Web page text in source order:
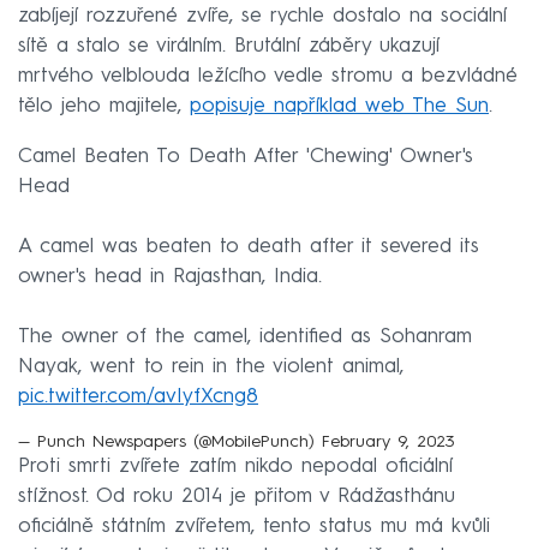
zabíjejí rozzuřené zvíře, se rychle dostalo na sociální
sítě a stalo se virálním. Brutální záběry ukazují
mrtvého velblouda ležícího vedle stromu a bezvládné
tělo jeho majitele, popisuje například web The Sun.
Camel Beaten To Death After 'Chewing' Owner's
Head
A camel was beaten to death after it severed its
owner's head in Rajasthan, India.
The owner of the camel, identified as Sohanram
Nayak, went to rein in the violent animal,
pic.twitter.com/avIyfXcng8
— Punch Newspapers (@MobilePunch) February 9, 2023
Proti smrti zvířete zatím nikdo nepodal oficiální
stížnost. Od roku 2014 je přitom v Rádžasthánu
oficiálně státním zvířetem, tento status mu má kvůli